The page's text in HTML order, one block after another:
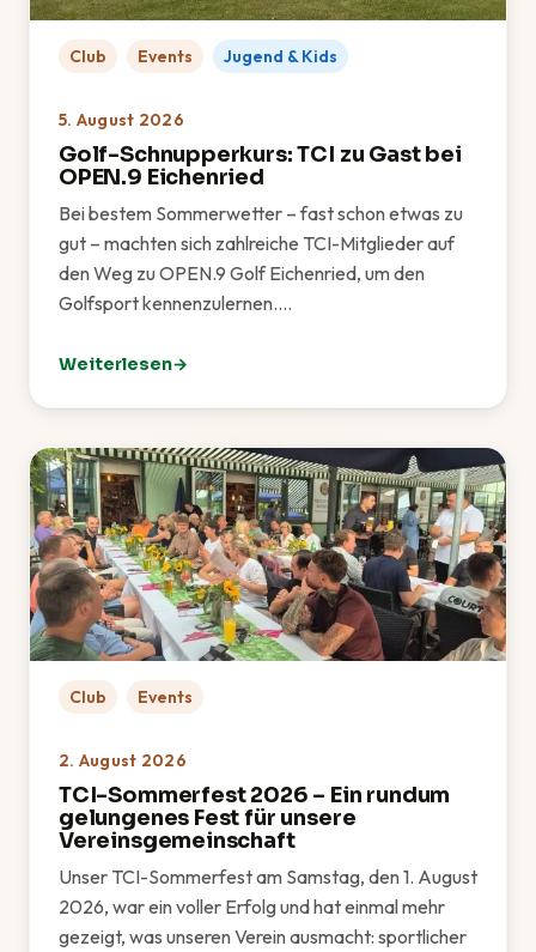
Club Events Jugend & Kids
5. August 2026
Golf-Schnupperkurs: TCI zu Gast bei
OPEN.9 Eichenried
Bei bestem Sommerwetter – fast schon etwas zu
gut – machten sich zahlreiche TCI-Mitglieder auf
den Weg zu OPEN.9 Golf Eichenried, um den
Golfsport kennenzulernen.…
Weiterlesen
: Golf-Schnupperkurs: TCI zu Gast bei OPEN.9
Club Events
2. August 2026
TCI-Sommerfest 2026 – Ein rundum
gelungenes Fest für unsere
Vereinsgemeinschaft
Unser TCI-Sommerfest am Samstag, den 1. August
2026, war ein voller Erfolg und hat einmal mehr
gezeigt, was unseren Verein ausmacht: sportlicher